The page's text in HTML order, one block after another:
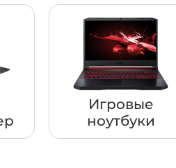
Игровые
ноутбуки